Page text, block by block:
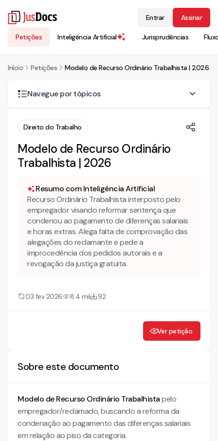
Petições Inteligência Artificial Jurisprudências
Entrar Assinar
Início Petições Modelo de Recurso Ordinário Trabalhista | 2026
Navegue por tópicos
O que é um recurso ordinário trabalhista?
Qual a previsão legal do recurso ordinário trabalhista?
Quem pode interpor um recurso ordinário trabalhista?
Existem outros recursos ordinários?
Mais conteúdo sobre direito do trabalho
Conheça também nossa INTELIGÊNCIA ARTIFICIAL para
advogados!
RECURSO ORDINÁRIO
RAZÕES DO RECURSO ORDINÁRIO
DA ALEGAÇÃO DE HORAS EXTRAS. AUSÊNCIA DE
Direito do Trabalho
Modelo de Recurso Ordinário
Trabalhista | 2026
Resumo com Inteligência Artificial
Recurso Ordinário Trabalhista interposto pelo
empregador visando reformar sentença que
condenou ao pagamento de diferenças salariais
e horas extras. Alega falta de comprovação das
alegações do reclamante e pede a
improcedência dos pedidos autorais e a
revogação da justiça gratuita.
03 fev 2026 8.4 mil 92
Ver petição
Sobre este documento
Modelo de Recurso Ordinário Trabalhistapelo
empregador/reclamado, buscando a reforma da
condenação ao pagamento das diferenças salariais
em relação ao piso da categoria.